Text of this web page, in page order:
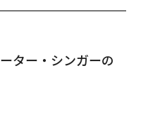
ター・シンガーの